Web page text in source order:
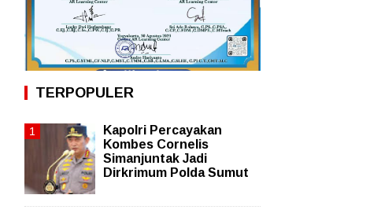
TERPOPULER
Kapolri Percayakan
Kombes Cornelis
Simanjuntak Jadi
Dirkrimum Polda Sumut